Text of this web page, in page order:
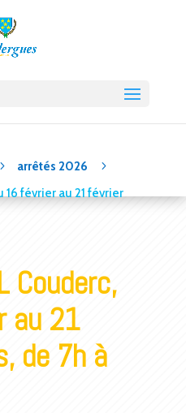
5 arrêtés 2026
5
16 février au 21 février
Couderc,
au 21
de 7h à